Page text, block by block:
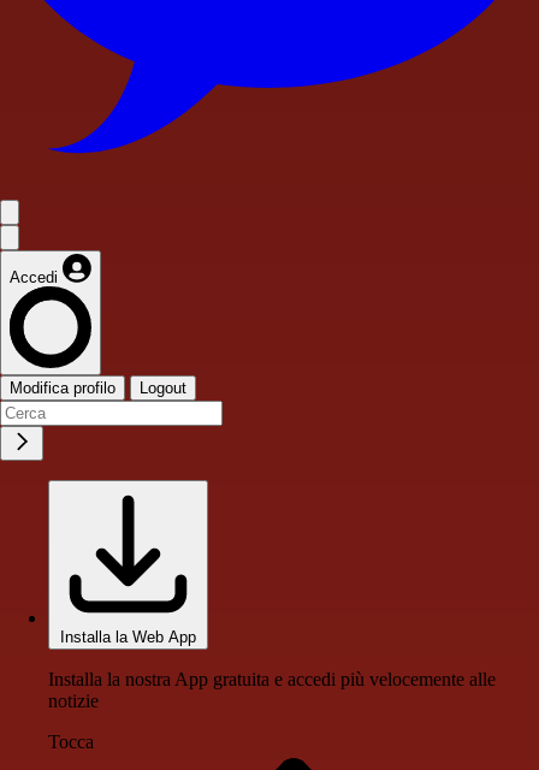
Accedi
Modifica profilo Logout
Installa la Web App
Installa la nostra App gratuita e accedi più velocemente alle
notizie
Tocca